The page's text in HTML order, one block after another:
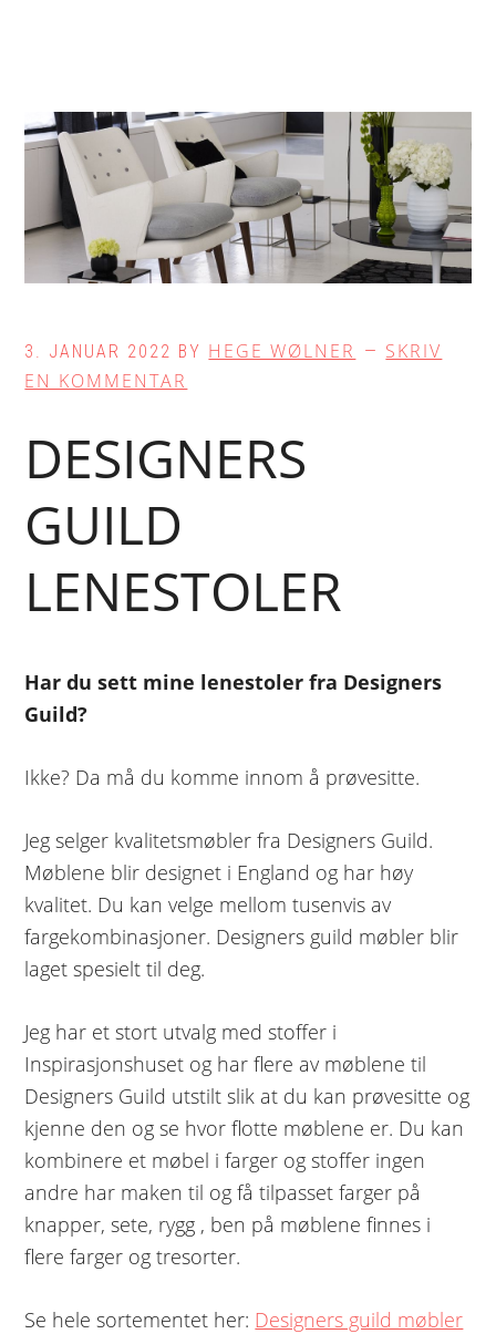
3. JANUAR 2022 BY HEGE WØLNER
SKRIV
EN KOMMENTAR
DESIGNERS
GUILD
LENESTOLER
Har du sett mine lenestoler fra Designers
Guild?
Ikke? Da må du komme innom å prøvesitte.
Jeg selger kvalitetsmøbler fra Designers Guild.
Møblene blir designet i England og har høy
kvalitet. Du kan velge mellom tusenvis av
fargekombinasjoner. Designers guild møbler blir
laget spesielt til deg.
Jeg har et stort utvalg med stoffer i
Inspirasjonshuset og har flere av møblene til
Designers Guild utstilt slik at du kan prøvesitte og
kjenne den og se hvor flotte møblene er. Du kan
kombinere et møbel i farger og stoffer ingen
andre har maken til og få tilpasset farger på
knapper, sete, rygg , ben på møblene finnes i
flere farger og tresorter.
Se hele sortementet her: Designers guild møbler